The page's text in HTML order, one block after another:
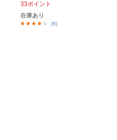
33ポイント
在庫あり
(5)